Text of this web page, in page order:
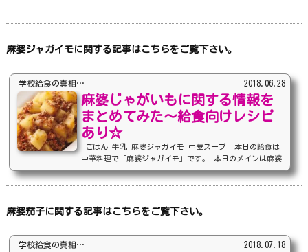
麻婆ジャガイモに関する記事はこちらをご覧下さい。
学校給食の真相… 2018.06.28
麻婆じゃがいもに関する情報を
まとめてみた～給食向けレシピ
あり☆
ごはん 牛乳 麻婆ジャガイモ 中華スープ 本日の給食は
中華料理で「麻婆ジャガイモ」です。 本日のメインは麻婆
になりますが、豆腐ではなく、「じゃがいも」です。麻婆ジ
ャガイモに関する情報や作り方のコツ・レシピなどをわかり
解説とポイント・麻婆じゃがいもについて・麻婆じゃがいも
のレシピ内容 (adsbygoogle = window.adsbygoogle |
う料理について、少し調べてみましたが、レシピし...
麻婆茄子に関する記事はこちらをご覧下さい。
学校給食の真相… 2018.07.18